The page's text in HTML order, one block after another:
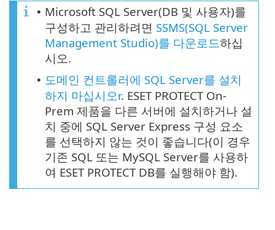
• Microsoft SQL Server(DB 및 사용자)를
구성하고 관리하려면 SSMS(SQL Server
Management Studio)를 다운로드하십
시오.
• 도메인 컨트롤러에 SQL Server를 설치
하지 마십시오r. ESET PROTECT On-
Prem 제품을 다른 서버에 설치하거나 설
치 중에 SQL Server Express 구성 요소
를 선택하지 않는 것이 좋습니다(이 경우
기존 SQL 또는 MySQL Server를 사용하
여 ESET PROTECT DB를 실행해야 함).